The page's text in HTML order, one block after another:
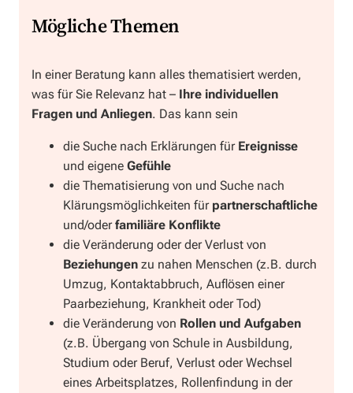
Mögliche Themen
In einer Beratung kann alles thematisiert werden,
was für Sie Relevanz hat – Ihre individuellen
Fragen und Anliegen. Das kann sein
die Suche nach Erklärungen für Ereignisse
und eigene Gefühle
die Thematisierung von und Suche nach
Klärungsmöglichkeiten für partnerschaftliche
und/oderfamiliäre Konflikte
die Veränderung oder der Verlust von
Beziehungen zu nahen Menschen (z.B. durch
Umzug, Kontaktabbruch, Auflösen einer
Paarbeziehung, Krankheit oder Tod)
die Veränderung von Rollen und Aufgaben
(z.B. Übergang von Schule in Ausbildung,
Studium oder Beruf, Verlust oder Wechsel
eines Arbeitsplatzes, Rollenfindung in der